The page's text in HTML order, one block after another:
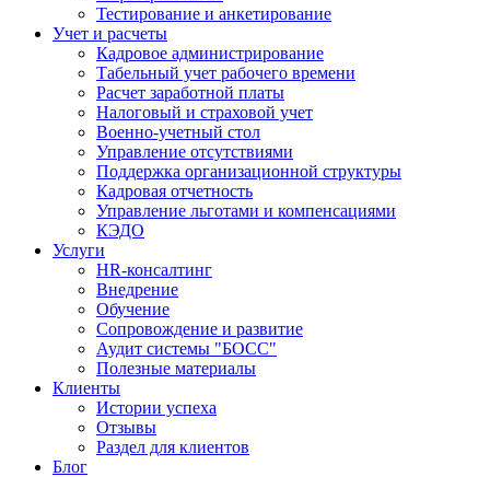
Тестирование и анкетирование
Учет и расчеты
Кадровое администрирование
Табельный учет рабочего времени
Расчет заработной платы
Налоговый и страховой учет
Военно-учетный стол
Управление отсутствиями
Поддержка организационной структуры
Кадровая отчетность
Управление льготами и компенсациями
КЭДО
Услуги
HR-консалтинг
Внедрение
Обучение
Сопровождение и развитие
Аудит системы "БОСС"
Полезные материалы
Клиенты
Истории успеха
Отзывы
Раздел для клиентов
Блог